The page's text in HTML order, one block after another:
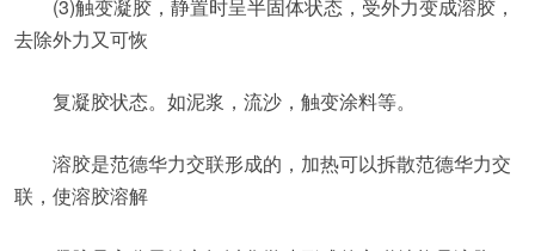
(3)触变凝胶，静置时呈半固体状态，受外力变成溶胶，
去除外力又可恢
复凝胶状态。如泥浆，流沙，触变涂料等。
溶胶是范德华力交联形成的，加热可以拆散范德华力交
联，使溶胶溶解